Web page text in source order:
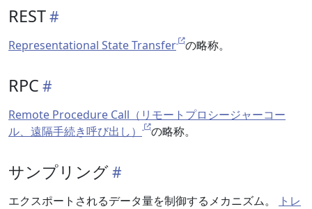
REST
Representational State Transfer の略称。
RPC
Remote Procedure Call（リモートプロシージャーコー
ル、遠隔手続き呼び出し）
の略称。
サンプリング
エクスポートされるデータ量を制御するメカニズム。
トレ